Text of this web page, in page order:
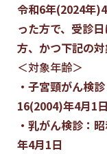
令和6年(2024年
った方で、受診
方、かつ下記の
＜対象年齢＞
・子宮頸がん検
16(2004)年4月1日
・乳がん検診：
年4月1日